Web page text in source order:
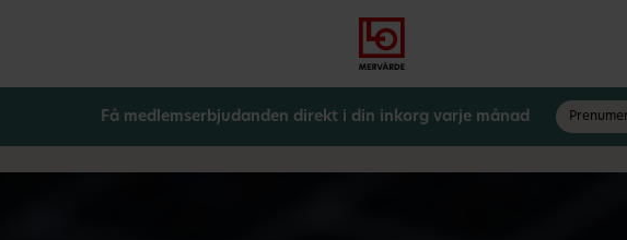
till
meny
in
till
innehåll
Få medlemserbjudanden direkt i din inkorg varje månad